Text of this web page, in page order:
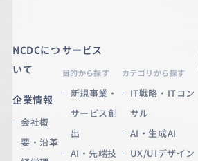
NCDCにつ
いて
企業情報
会社概
要・沿革
サービス
目的から探す
新規事業・
サービス創
出
AI・先端技
カテゴリから探す
IT戦略・ITコン
サル
AI・生成AI
UX/UIデザイン